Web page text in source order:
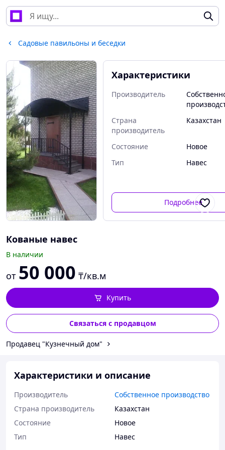
Садовые павильоны и беседки
Характеристики
Производитель
Страна
производитель
Казахстан
Состояние
Новое
Тип
Навес
Подробнее
Кованые навес
В наличии
от 50 000 ₸/кв.м
Купить
Связаться с продавцом
Продавец "Кузнечный дом"
Характеристики и описание
Производитель
Собственное производство
Страна производитель
Казахстан
Состояние
Новое
Тип
Навес